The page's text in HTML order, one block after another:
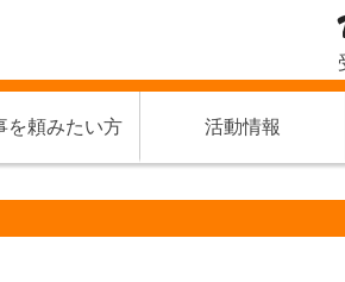
を頼みたい方 活動情報